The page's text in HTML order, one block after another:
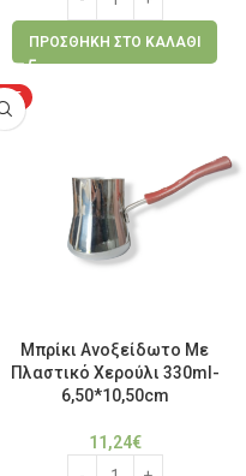
ΠΡΟΣΘΉΚΗ ΣΤΟ ΚΑΛΆΘΙ
HOT
Μπρίκι Ανοξείδωτο Με
Πλαστικό Χερούλι 330ml-
6,50*10,50cm
11,24€